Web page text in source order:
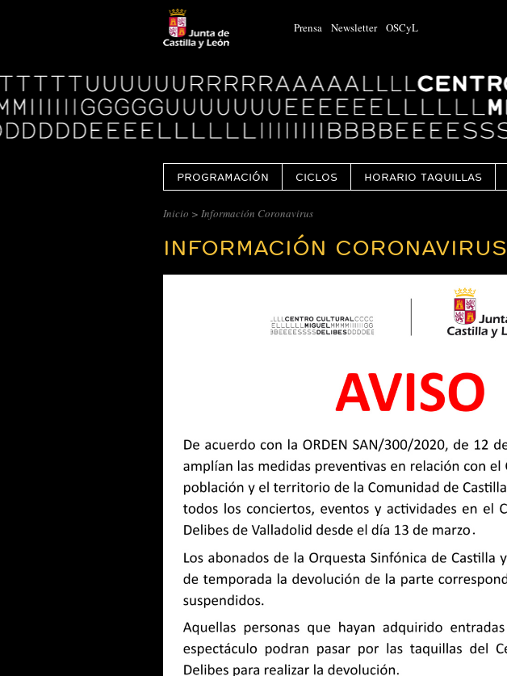
Prensa Newsletter OSCyL
Logo
Centro
Cultural
Miguel
Delibes
PROGRAMACIÓN CICLOS HORARIO TAQUILLAS
Inicio > Información Coronavirus
INFORMACIÓN CORONAVIRUS